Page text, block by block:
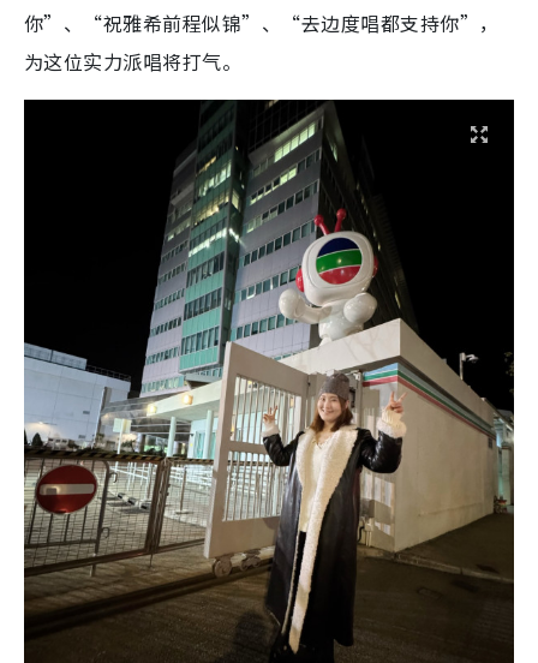
你”、“祝雅希前程似锦”、“去边度唱都支持你”，
为这位实力派唱将打气。